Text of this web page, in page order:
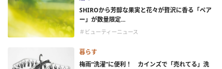
SHIROから芳醇な果実と花々が贅沢に香る「ペア
ー」が数量限定...
＃ビューティーニュース
暮らす
梅雨“洗濯”に便利！ カインズで「売れてる」洗